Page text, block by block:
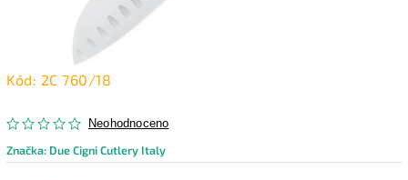
Kód: 2C 760/18
Neohodnoceno
Značka: Due Cigni Cutlery Italy